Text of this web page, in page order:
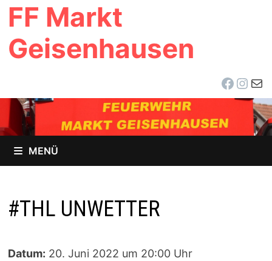
Zum
Inhalt
springen
FF Markt
Geisenhausen
E-
MENÜ
#THL UNWETTER
Datum: 20. Juni 2022 um 20:00 Uhr